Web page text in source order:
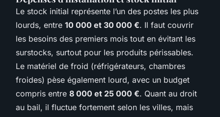
Le stock initial représente l’un des postes les plus
lourds, entre 10 000 et 30 000 €. Il faut couvrir
les besoins des premiers mois tout en évitant les
surstocks, surtout pour les produits périssables.
Le matériel de froid (réfrigérateurs, chambres
froides) pèse également lourd, avec un budget
compris entre 8 000 et 25 000 €. Quant au droit
au bail, il fluctue fortement selon les villes, mais